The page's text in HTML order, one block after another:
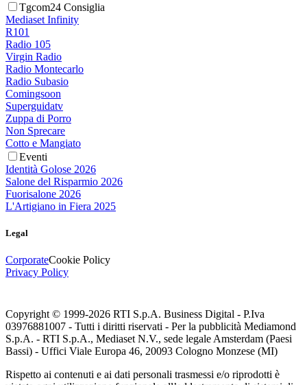
Tgcom24 Consiglia
Mediaset Infinity
R101
Radio 105
Virgin Radio
Radio Montecarlo
Radio Subasio
Comingsoon
Superguidatv
Zuppa di Porro
Non Sprecare
Cotto e Mangiato
Eventi
Identità Golose 2026
Salone del Risparmio 2026
Fuorisalone 2026
L'Artigiano in Fiera 2025
Legal
CorporateCookie Policy
Privacy Policy
Copyright © 1999-2026 RTI S.p.A. Business Digital - P.Iva
03976881007 - Tutti i diritti riservati - Per la pubblicità Mediamond
S.p.A. - RTI S.p.A., Mediaset N.V., sede legale Amsterdam (Paesi
Bassi) - Uffici Viale Europa 46, 20093 Cologno Monzese (MI)
Rispetto ai contenuti e ai dati personali trasmessi e/o riprodotti è